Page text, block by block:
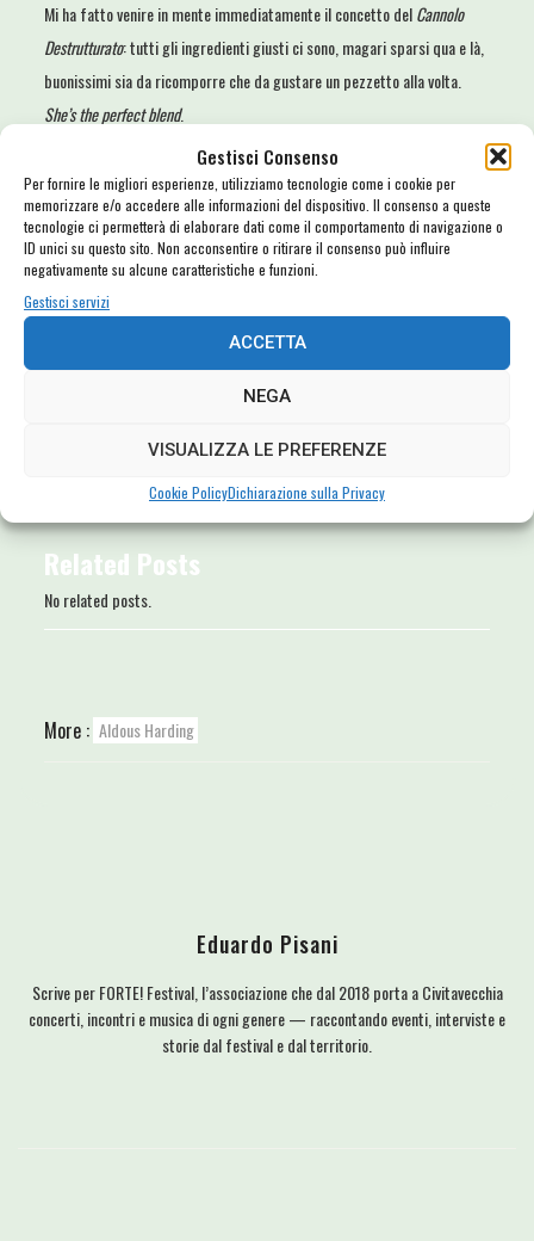
Gestisci Consenso
Per fornire le migliori esperienze, utilizziamo tecnologie come i cookie per
memorizzare e/o accedere alle informazioni del dispositivo. Il consenso a queste
tecnologie ci permetterà di elaborare dati come il comportamento di navigazione o
ID unici su questo sito. Non acconsentire o ritirare il consenso può influire
negativamente su alcune caratteristiche e funzioni.
Gestisci servizi
ACCETTA
NEGA
VISUALIZZA LE PREFERENZE
Cookie PolicyDichiarazione sulla Privacy
Mi ha fatto venire in mente immediatamente il concetto delCannolo
Destrutturato: tutti gli ingredienti giusti ci sono, magari sparsi qua e là,
buonissimi sia da ricomporre che da gustare un pezzetto alla volta.
She’s the perfect blend.
Related Posts
No related posts.
More : Aldous Harding
Eduardo Pisani
Scrive per FORTE! Festival, l’associazione che dal 2018 porta a Civitavecchia
concerti, incontri e musica di ogni genere — raccontando eventi, interviste e
storie dal festival e dal territorio.